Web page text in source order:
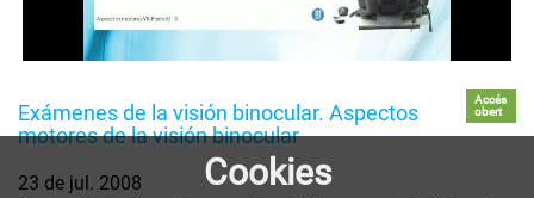
Exámenes de la visión binocular. Aspectos
motores de la visión binocular
Accés
obert
23 de jul. 2008 Cookies